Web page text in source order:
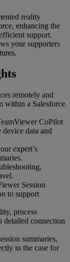
reality
enhancing the
support.
your supporters
remotely and
within a Salesforce
CoPilot
device data and
expert’s
Session
to support
process
detailed connection
summaries,
in the case for